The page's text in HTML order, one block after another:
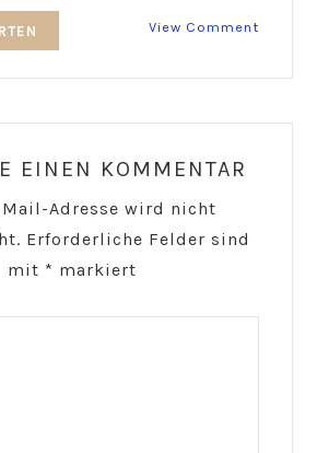
View Comment
EINEN KOMMENTAR
Mail-Adresse wird nicht
Erforderliche Felder sind
mit * markiert